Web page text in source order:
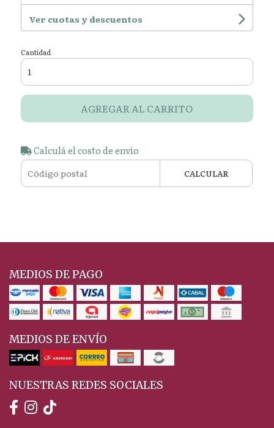
Ver cuotas y descuentos
Cantidad
AGREGAR AL CARRITO
Calculá el costo de envío
CALCULAR
MEDIOS DE PAGO
MEDIOS DE ENVÍO
NUESTRAS REDES SOCIALES